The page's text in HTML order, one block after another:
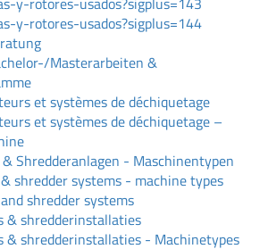
y-rotores-usados?sigplus=144
Masterarbeiten &
et systèmes de déchiquetage
et systèmes de déchiquetage –
Shredderanlagen - Maschinentypen
shredder systems - machine types
shredder systems
& shredderinstallaties
& shredderinstallaties - Machinetypes